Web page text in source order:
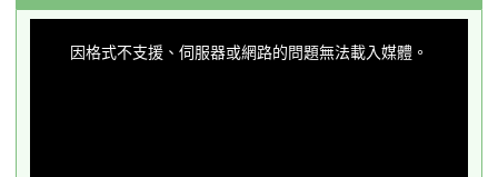
因格式不支援、伺服器或網路的問題無法載入媒體。